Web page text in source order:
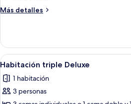
2
Más detalles
Más
Deluxe
con
2
individuales
Abrir
todas
las
fotos
8
Habitación triple Deluxe
1 habitación
3 personas